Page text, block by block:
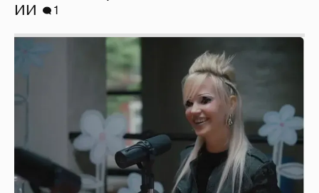
Певица Глюкоза рассказала о съёмках для
эротического журнала
3